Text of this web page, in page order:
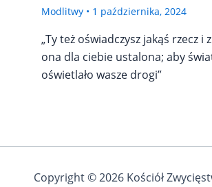
Modlitwy • 1 października, 2024
„Ty też oświadczysz jakąś rzecz i
ona dla ciebie ustalona; aby
oświetlało wasze drogi”
Copyright © 2026 Kościół